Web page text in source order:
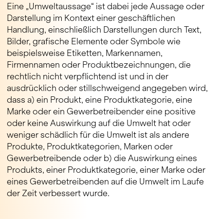
Eine „Umweltaussage“ ist dabei jede Aussage oder
Darstellung im Kontext einer geschäftlichen
Handlung, einschließlich Darstellungen durch Text,
Bilder, grafische Elemente oder Symbole wie
beispielsweise Etiketten, Markennamen,
Firmennamen oder Produktbezeichnungen, die
rechtlich nicht verpflichtend ist und in der
ausdrücklich oder stillschweigend angegeben wird,
dass a) ein Produkt, eine Produktkategorie, eine
Marke oder ein Gewerbetreibender eine positive
oder keine Auswirkung auf die Umwelt hat oder
weniger schädlich für die Umwelt ist als andere
Produkte, Produktkategorien, Marken oder
Gewerbetreibende oder b) die Auswirkung eines
Produkts, einer Produktkategorie, einer Marke oder
eines Gewerbetreibenden auf die Umwelt im Laufe
der Zeit verbessert wurde.